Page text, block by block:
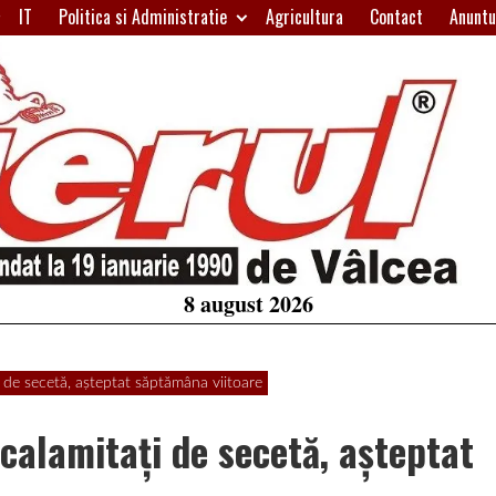
IT Politica si Administratie Agricultura Contact
8 august 2026
secetă, aşteptat săptămâna viitoare
de secetă, aşteptat